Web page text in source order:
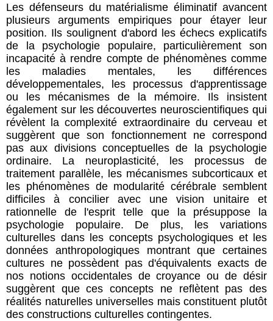
Les défenseurs du matérialisme éliminatif avancent
plusieurs arguments empiriques pour étayer leur
position. Ils soulignent d'abord les échecs explicatifs
de la psychologie populaire, particulièrement son
incapacité à rendre compte de phénomènes comme
les maladies mentales, les différences
développementales, les processus d'apprentissage
ou les mécanismes de la mémoire. Ils insistent
également sur les découvertes neuroscientifiques qui
révèlent la complexité extraordinaire du cerveau et
suggèrent que son fonctionnement ne correspond
pas aux divisions conceptuelles de la psychologie
ordinaire. La neuroplasticité, les processus de
traitement parallèle, les mécanismes subcorticaux et
les phénomènes de modularité cérébrale semblent
difficiles à concilier avec une vision unitaire et
rationnelle de l'esprit telle que la présuppose la
psychologie populaire. De plus, les variations
culturelles dans les concepts psychologiques et les
données anthropologiques montrant que certaines
cultures ne possèdent pas d'équivalents exacts de
nos notions occidentales de croyance ou de désir
suggèrent que ces concepts ne reflètent pas des
réalités naturelles universelles mais constituent plutôt
des constructions culturelles contingentes.